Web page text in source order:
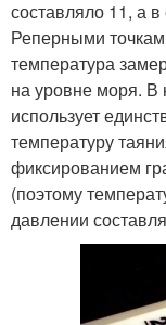
составляло 11, а
Реперными
температура
на уровне моря.
использует
температуру
фиксированием
(поэтому
давлении